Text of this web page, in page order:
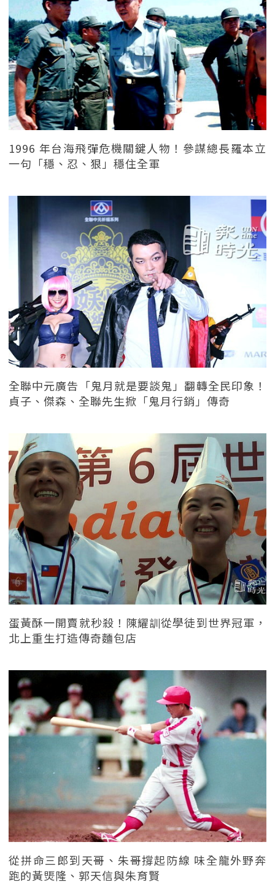
1996 年台海飛彈危機關鍵人物！參謀總長羅本立
一句「穩、忍、狠」穩住全軍
全聯中元廣告「鬼月就是要談鬼」翻轉全民印象！
貞子、傑森、全聯先生掀「鬼月行銷」傳奇
蛋黃酥一開賣就秒殺！陳耀訓從學徒到世界冠軍，
北上重生打造傳奇麵包店
從拼命三郎到天哥、朱哥撐起防線 味全龍外野奔
跑的黃煚隆、郭天信與朱育賢